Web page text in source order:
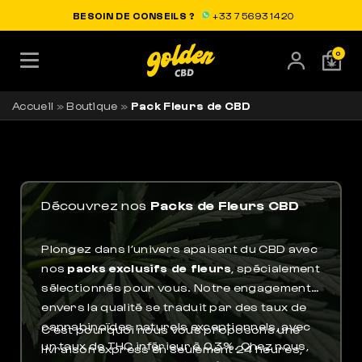
0
LIVRAISON OFFERTE EN FRANCE
BESOIN DE CONSEILS ? +33 7 56 93 14 20
Accueil »Boutique » Pack Fleurs de CBD
Découvrez nos Packs de Fleurs CBD
Plongez dans l’univers apaisant du CBD avec
nos packs exclusifs de fleurs, spécialement
sélectionnés pour vous. Notre engagement
envers la qualité se traduit par des taux de
cannabinoïdes naturels exceptionnels, avec
un taux de THC inférieur à 0,3%. Chez nous,
C’est pourquoi nous vous proposons une
livraison express en seulement 24 heures,